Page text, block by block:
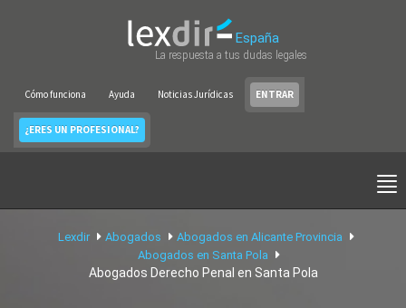
España
La respuesta a tus dudas legales
Cómo funciona Ayuda Noticias Jurídicas ENTRAR
¿ERES UN PROFESIONAL?
Lexdir Abogados
Abogados en Alicante Provincia
Abogados en Santa Pola
Abogados Derecho Penal en Santa Pola